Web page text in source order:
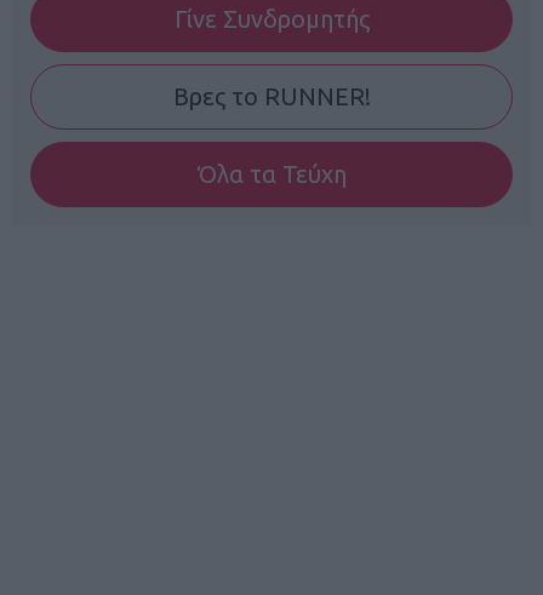
Γίνε Συνδρομητής
Βρες το RUNNER!
Όλα τα Τεύχη